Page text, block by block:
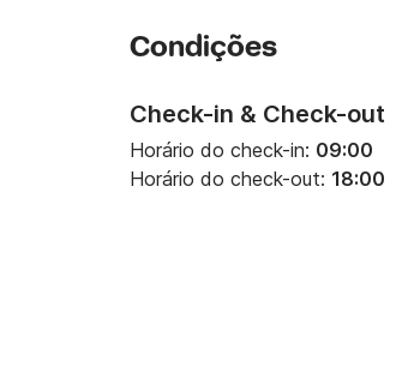
Condições
Check-in & Check-out
Horário do check-in: 09:00
Horário do check-out: 18:00